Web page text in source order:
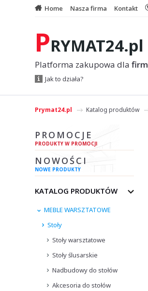
Home Nasza firma Kontakt
PRYMAT24.pl
Platforma zakupowa dla firm
Jak to działa?
Prymat24.pl Katalog produktów
PROMOCJE
PRODUKTY W PROMOCJI
NOWOŚCI
NOWE PRODUKTY
KATALOG PRODUKTÓW
MEBLE WARSZTATOWE
Stoły
Stoły warsztatowe
Stoły ślusarskie
Nadbudowy do stołów
Akcesoria do stołów